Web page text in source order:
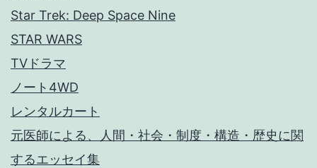
Star Trek: Deep Space Nine
STAR WARS
TVドラマ
ノート4WD
レンタルカート
元医師による、人間・社会・制度・構造・歴史に関
するエッセイ集